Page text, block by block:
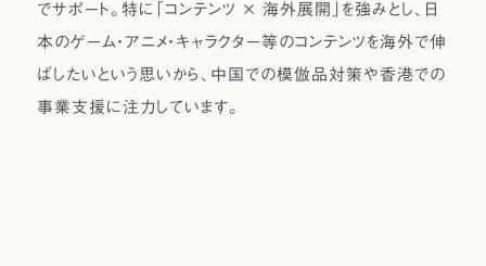
でサポート。特に「コンテンツ × 海外展開」を強みとし、日
本のゲーム・アニメ・キャラクター等のコンテンツを海外で伸
ばしたいという思いから、中国での模倣品対策や香港での
事業支援に注力しています。